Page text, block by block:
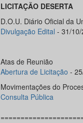
LICITAÇÃO DESERTA
D.O.U. Diário Oficial da
Divulgação Edital - 31/
Atas de Reunião
Abertura de Licitação -
Movimentações do
Consulta Pública